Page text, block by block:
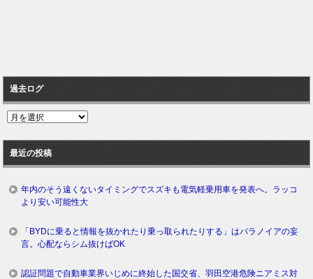
過去ログ
過
ロ
グ
最近の投稿
年内のそう遠くないタイミングでスズキも電気軽乗用車を発表へ。ラッコ
より安い可能性大
「BYDに乗ると情報を抜かれたり乗っ取られたりする」はパラノイアの妄
言。心配ならシム抜けばOK
認証問題で自動車業界いじめに終始した国交省、羽田空港危険ニアミス対